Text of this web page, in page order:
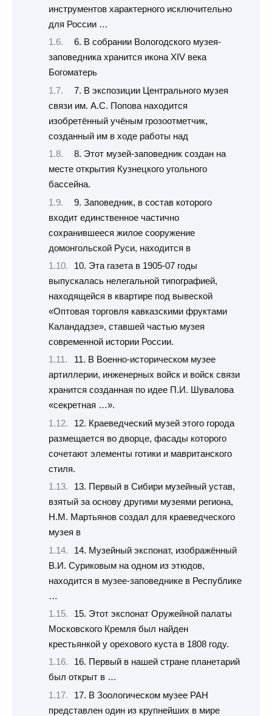
инструментов характерного исключительно
для России …
6. В собрании Вологодского музея-
заповедника хранится икона XIV века
Богоматерь
7. В экспозиции Центрального музея
связи им. А.С. Попова находится
изобретённый учёным грозоотметчик,
созданный им в ходе работы над
8. Этот музей-заповедник создан на
месте открытия Кузнецкого угольного
бассейна.
9. Заповедник, в состав которого
входит единственное частично
сохранившееся жилое сооружение
домонгольской Руси, находится в
10. Эта газета в 1905-07 годы
выпускалась нелегальной типографией,
находящейся в квартире под вывеской
«Оптовая торговля кавказскими фруктами
Каландадзе», ставшей частью музея
современной истории России.
11. В Военно-историческом музее
артиллерии, инженерных войск и войск связи
хранится созданная по идее П.И. Шувалова
«секретная …».
12. Краеведческий музей этого города
размещается во дворце, фасады которого
сочетают элементы готики и мавританского
стиля.
13. Первый в Сибири музейный устав,
взятый за основу другими музеями региона,
Н.М. Мартьянов создал для краеведческого
музея в
14. Музейный экспонат, изображённый
В.И. Суриковым на одном из этюдов,
находится в музее-заповеднике в Республике
…
15. Этот экспонат Оружейной палаты
Московского Кремля был найден
крестьянкой у орехового куста в 1808 году.
16. Первый в нашей стране планетарий
был открыт в …
17. В Зоологическом музее РАН
представлен один из крупнейших в мире